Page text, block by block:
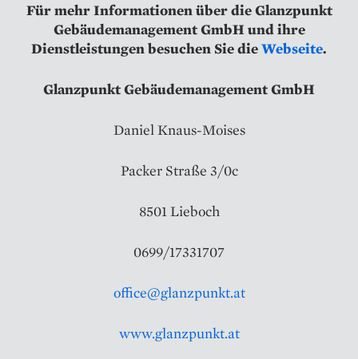
Für mehr Informationen über die Glanzpunkt
Gebäudemanagement GmbH und ihre
Dienstleistungen besuchen Sie dieWebseite.
Glanzpunkt Gebäudemanagement GmbH
Daniel Knaus-Moises
Packer Straße 3/0c
8501 Lieboch
0699/17331707
office@glanzpunkt.at
www.glanzpunkt.at